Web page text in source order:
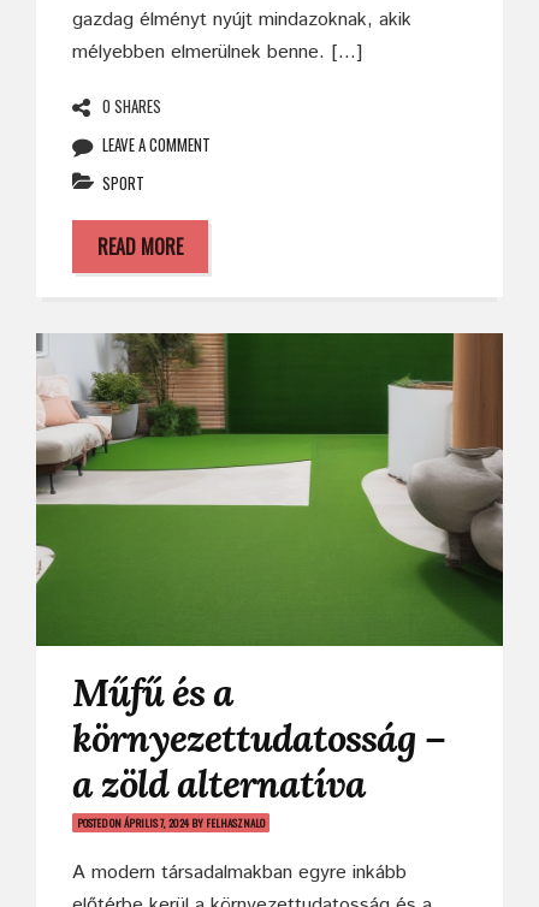
gazdag élményt nyújt mindazoknak, akik
mélyebben elmerülnek benne. […]
0 SHARES
LEAVE A COMMENT
SPORT
READ MORE
Műfű és a
környezettudatosság –
a zöld alternatíva
POSTED ONÁPRILIS 7, 2024BY FELHASZNALO
A modern társadalmakban egyre inkább